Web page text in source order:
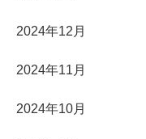
2024年12月
2024年11月
2024年10月